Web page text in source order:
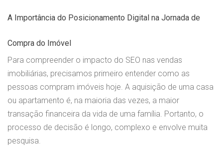
A Importância do Posicionamento Digital na Jornada de
Compra do Imóvel
Para compreender o impacto do SEO nas vendas
imobiliárias, precisamos primeiro entender como as
pessoas compram imóveis hoje. A aquisição de uma casa
ou apartamento é, na maioria das vezes, a maior
transação financeira da vida de uma família. Portanto, o
processo de decisão é longo, complexo e envolve muita
pesquisa.